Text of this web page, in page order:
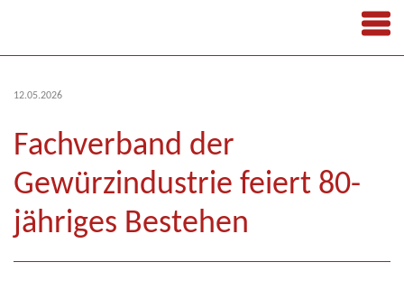
12.05.2026
Fachverband der
Gewürzindustrie feiert 80-
jähriges Bestehen